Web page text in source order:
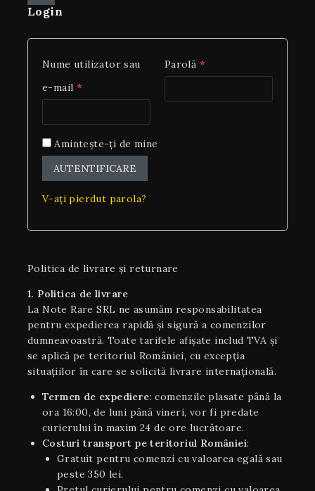
Login
Nume utilizator sau
e-mail *
Parolă *
Amintește-ți de mine
AUTENTIFICARE
V-ați pierdut parola?
Politica de livrare și returnare
1. Politica de livrare
La Note Rare SRL ne asumăm responsabilitatea
pentru expedierea rapidă și sigură a comenzilor
dumneavoastră. Toate tarifele afișate includ TVA și
se aplică pe teritoriul României, cu excepția
situaţiilor în care se solicită livrare internaţională.
Termen de expediere: comenzile plasate până la
ora 16:00, de luni până vineri, vor fi predate
curierului în maxim 24 de ore lucrătoare.
Costuri transport pe teritoriul României:
Gratuit pentru comenzi cu valoarea egală sau
peste 350 lei.